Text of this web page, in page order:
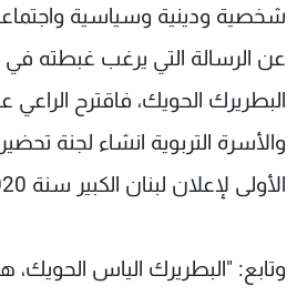
شخصية ودينية وسياسية
عن الرسالة التي يرغب غبطته
البطريرك الحويك، فاقترح
والأسرة التربوية انشاء لجنة
الأولى لإعلان لبنان الكبير سنة 2020".
وتابع: "البطريرك الياس الحويك،